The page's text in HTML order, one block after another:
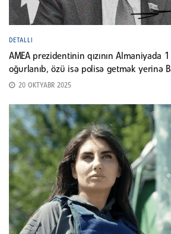
DETALLI
AMEA prezidentinin qızının Almaniyada
oğurlanıb, özü isə polisə getmək yerinə
20 OKTYABR 2025